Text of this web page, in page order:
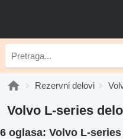
Rezervni delovi
Volvo L-series
6 oglasa: Volvo L-